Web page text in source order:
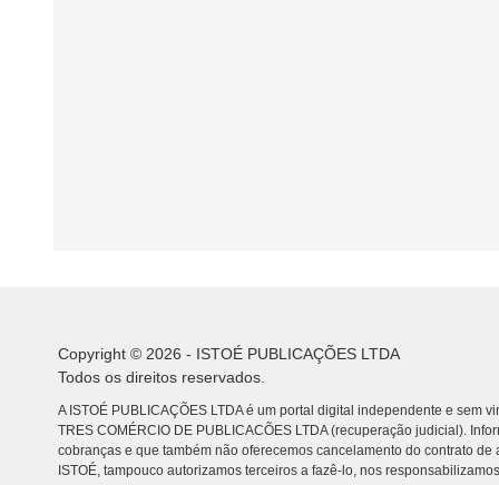
Copyright © 2026 - ISTOÉ PUBLICAÇÕES LTDA
Todos os direitos reservados.
A ISTOÉ PUBLICAÇÕES LTDA é um portal digital independente e sem
TRES COMÉRCIO DE PUBLICACÕES LTDA (recuperação judicial).
cobranças e que também não oferecemos cancelamento do contrato
ISTOÉ, tampouco autorizamos terceiros a fazê-lo, nos